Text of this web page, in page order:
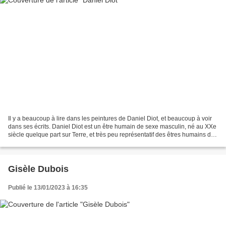
Il y a beaucoup à lire dans les peintures de Daniel Diot, et beaucoup à voir
dans ses écrits. Daniel Diot est un être humain de sexe masculin, né au XXe
siècle quelque part sur Terre, et très peu représentatif des êtres humains de
Gisèle Dubois
Publié le 13/01/2023 à 16:35